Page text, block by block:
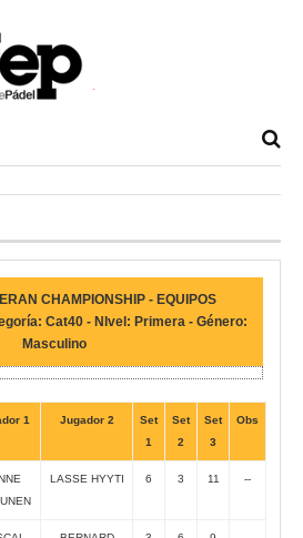
CHAMPIONSHIP - EQUIPOS
Cat40 - NIvel: Primera - Género:
Masculino
1 Jugador 2
Set
1
Set
2
Set
3
Obs
LASSE HYYTI 6 3 11 --